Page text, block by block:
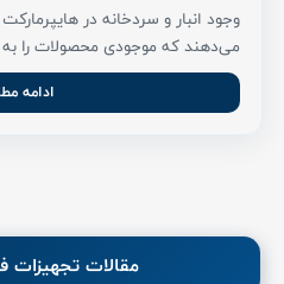
وجود انبار و سردخانه در
می‌دهند که موجودی محصولات را به ...
ادامه
مقالات تجهیزات